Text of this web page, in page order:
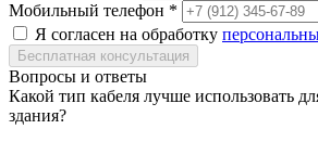
Мобильный телефон *
Я согласен на обработку
Вопросы и ответы
Какой тип кабеля лучше использовать
здания?